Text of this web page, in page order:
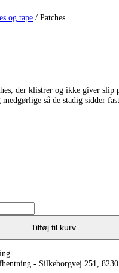
og tape / Patches
kr.
der klistrer og ikke giver slip
medgørlige så de stadig sidder
Tilføj til kurv
- Silkeborgvej 251,